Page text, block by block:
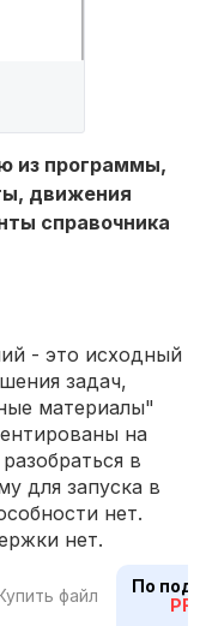
из программы,
движения
справочника
- это исходный
задач,
материалы"
на
в
для запуска в
нет.
нет.
файл
По